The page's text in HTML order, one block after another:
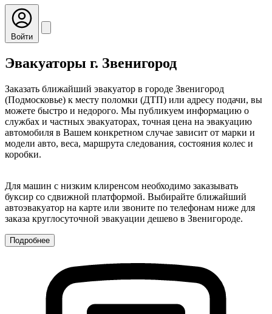
Войти
Эвакуаторы г. Звенигород
Заказать ближайший эвакуатор в городе Звенигород
(Подмосковье) к месту поломки (ДТП) или адресу подачи, вы
можете быстро и недорого. Мы публикуем информацию о
службах и частных эвакуаторах, точная цена на эвакуацию
автомобиля в Вашем конкретном случае зависит от марки и
модели авто, веса, маршрута следования, состояния колес и
коробки.
Для машин с низким клиренсом необходимо заказывать
буксир со сдвижной платформой. Выбирайте ближайший
автоэвакуатор на карте или звоните по телефонам ниже для
заказа круглосуточной эвакуации дешево в Звенигороде.
Подробнее